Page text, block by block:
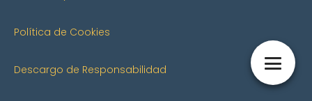
Política de Cookies
Descargo de Responsabilidad